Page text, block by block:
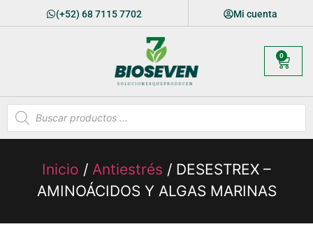
(+52) 68 7115 7702 Mi cuenta
0
Inicio / Antiestrés / DESESTREX –
AMINOÁCIDOS Y ALGAS MARINAS